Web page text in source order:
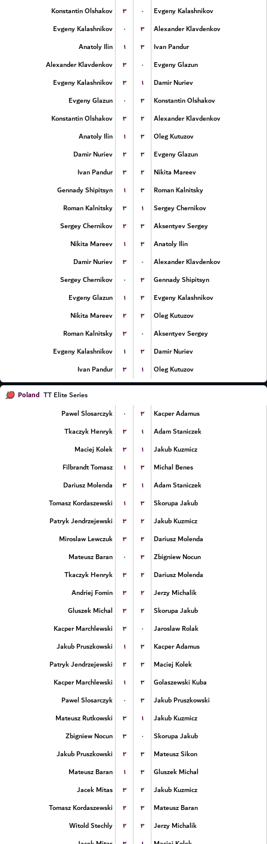
Konstantin Olshakov
۳ ۰
Evgeny Kalashnikov
Evgeny Kalashnikov
۰ ۳
Alexander Klavdenkov
Anatoly Ilin
۱ ۳
Ivan Pandur
Alexander Klavdenkov
۳ ۰
Evgeny Glazun
Evgeny Kalashnikov
۳ ۱
Damir Nuriev
Evgeny Glazun
۰ ۳
Konstantin Olshakov
Konstantin Olshakov
۳ ۲
Alexander Klavdenkov
Anatoly Ilin
۱ ۳
Oleg Kutuzov
Damir Nuriev
۲ ۳
Evgeny Glazun
Ivan Pandur
۳ ۲
Nikita Mareev
Gennady Shipitsyn
۱ ۳
Roman Kalnitsky
Roman Kalnitsky
۳ ۱
Sergey Chernikov
Sergey Chernikov
۲ ۳
Aksentyev Sergey
Nikita Mareev
۱ ۳
Anatoly Ilin
Damir Nuriev
۳ ۰
Alexander Klavdenkov
Sergey Chernikov
۰ ۳
Gennady Shipitsyn
Evgeny Glazun
۱ ۳
Evgeny Kalashnikov
Nikita Mareev
۲ ۳
Oleg Kutuzov
Roman Kalnitsky
۳ ۰
Aksentyev Sergey
Evgeny Kalashnikov
۱ ۳
Damir Nuriev
Ivan Pandur
۳ ۱ Oleg Kutuzov
Poland TT Elite Series
Pawel Slosarczyk
۰ ۳
Kacper Adamus
Tkaczyk Henryk
۳ ۱
Adam Staniczek
Maciej Kolek
۳ ۱
Jakub Kuzmicz
Filbrandt Tomasz
۱ ۳
Michal Benes
Dariusz Molenda
۳ ۱
Adam Staniczek
Tomasz Kordaszewski
۱ ۳
Skorupa Jakub
Patryk Jendrzejewski
۳ ۲
Jakub Kuzmicz
Miroslaw Lewczuk
۳ ۲
Dariusz Molenda
Mateusz Baran
۰ ۳
Zbigniew Nocun
Tkaczyk Henryk
۳ ۲
Dariusz Molenda
Andriej Fomin
۳ ۲
Jerzy Michalik
Gluszek Michal
۳ ۲
Skorupa Jakub
Kacper Marchlewski
۳ ۰
Jaroslaw Rolak
Jakub Pruszkowski
۱ ۳
Kacper Adamus
Patryk Jendrzejewski
۲ ۳
Maciej Kolek
Kacper Marchlewski
۱ ۳
Golaszewski Kuba
Pawel Slosarczyk
۰ ۳
Jakub Pruszkowski
Mateusz Rutkowski
۳ ۱
Jakub Kuzmicz
Zbigniew Nocun
۳ ۰
Skorupa Jakub
Jakub Pruszkowski
۲ ۳
Mateusz Sikon
Mateusz Baran
۱ ۳
Gluszek Michal
Jacek Mitas
۳ ۲
Jakub Kuzmicz
Tomasz Kordaszewski
۲ ۳
Mateusz Baran
Witold Stechly
۲ ۳
Jerzy Michalik